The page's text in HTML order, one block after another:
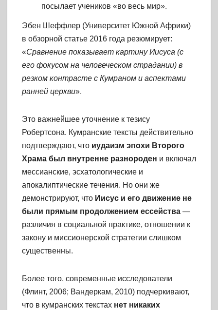
посылает учеников «во весь мир».
Эбен Шеффлер (Университет Южной Африки)
в обзорной статье 2016 года резюмирует:
«Сравнение показывает картину Иисуса (с
его фокусом на человеческом страдании) в
резком контрасте с Кумраном и аспектами
ранней церкви».
Это важнейшее уточнение к тезису
Робертсона. Кумранские тексты действительно
подтверждают, что иудаизм эпохи Второго
Храма был внутренне разнороден и включал
мессианские, эсхатологические и
апокалиптические течения. Но они же
демонстрируют, что Иисус и его движение не
были прямым продолжением ессейства —
различия в социальной практике, отношении к
закону и миссионерской стратегии слишком
существенны.
Более того, современные исследователи
(Флинт, 2006; Вандеркам, 2010) подчеркивают,
что в кумранских текстах нет никаких